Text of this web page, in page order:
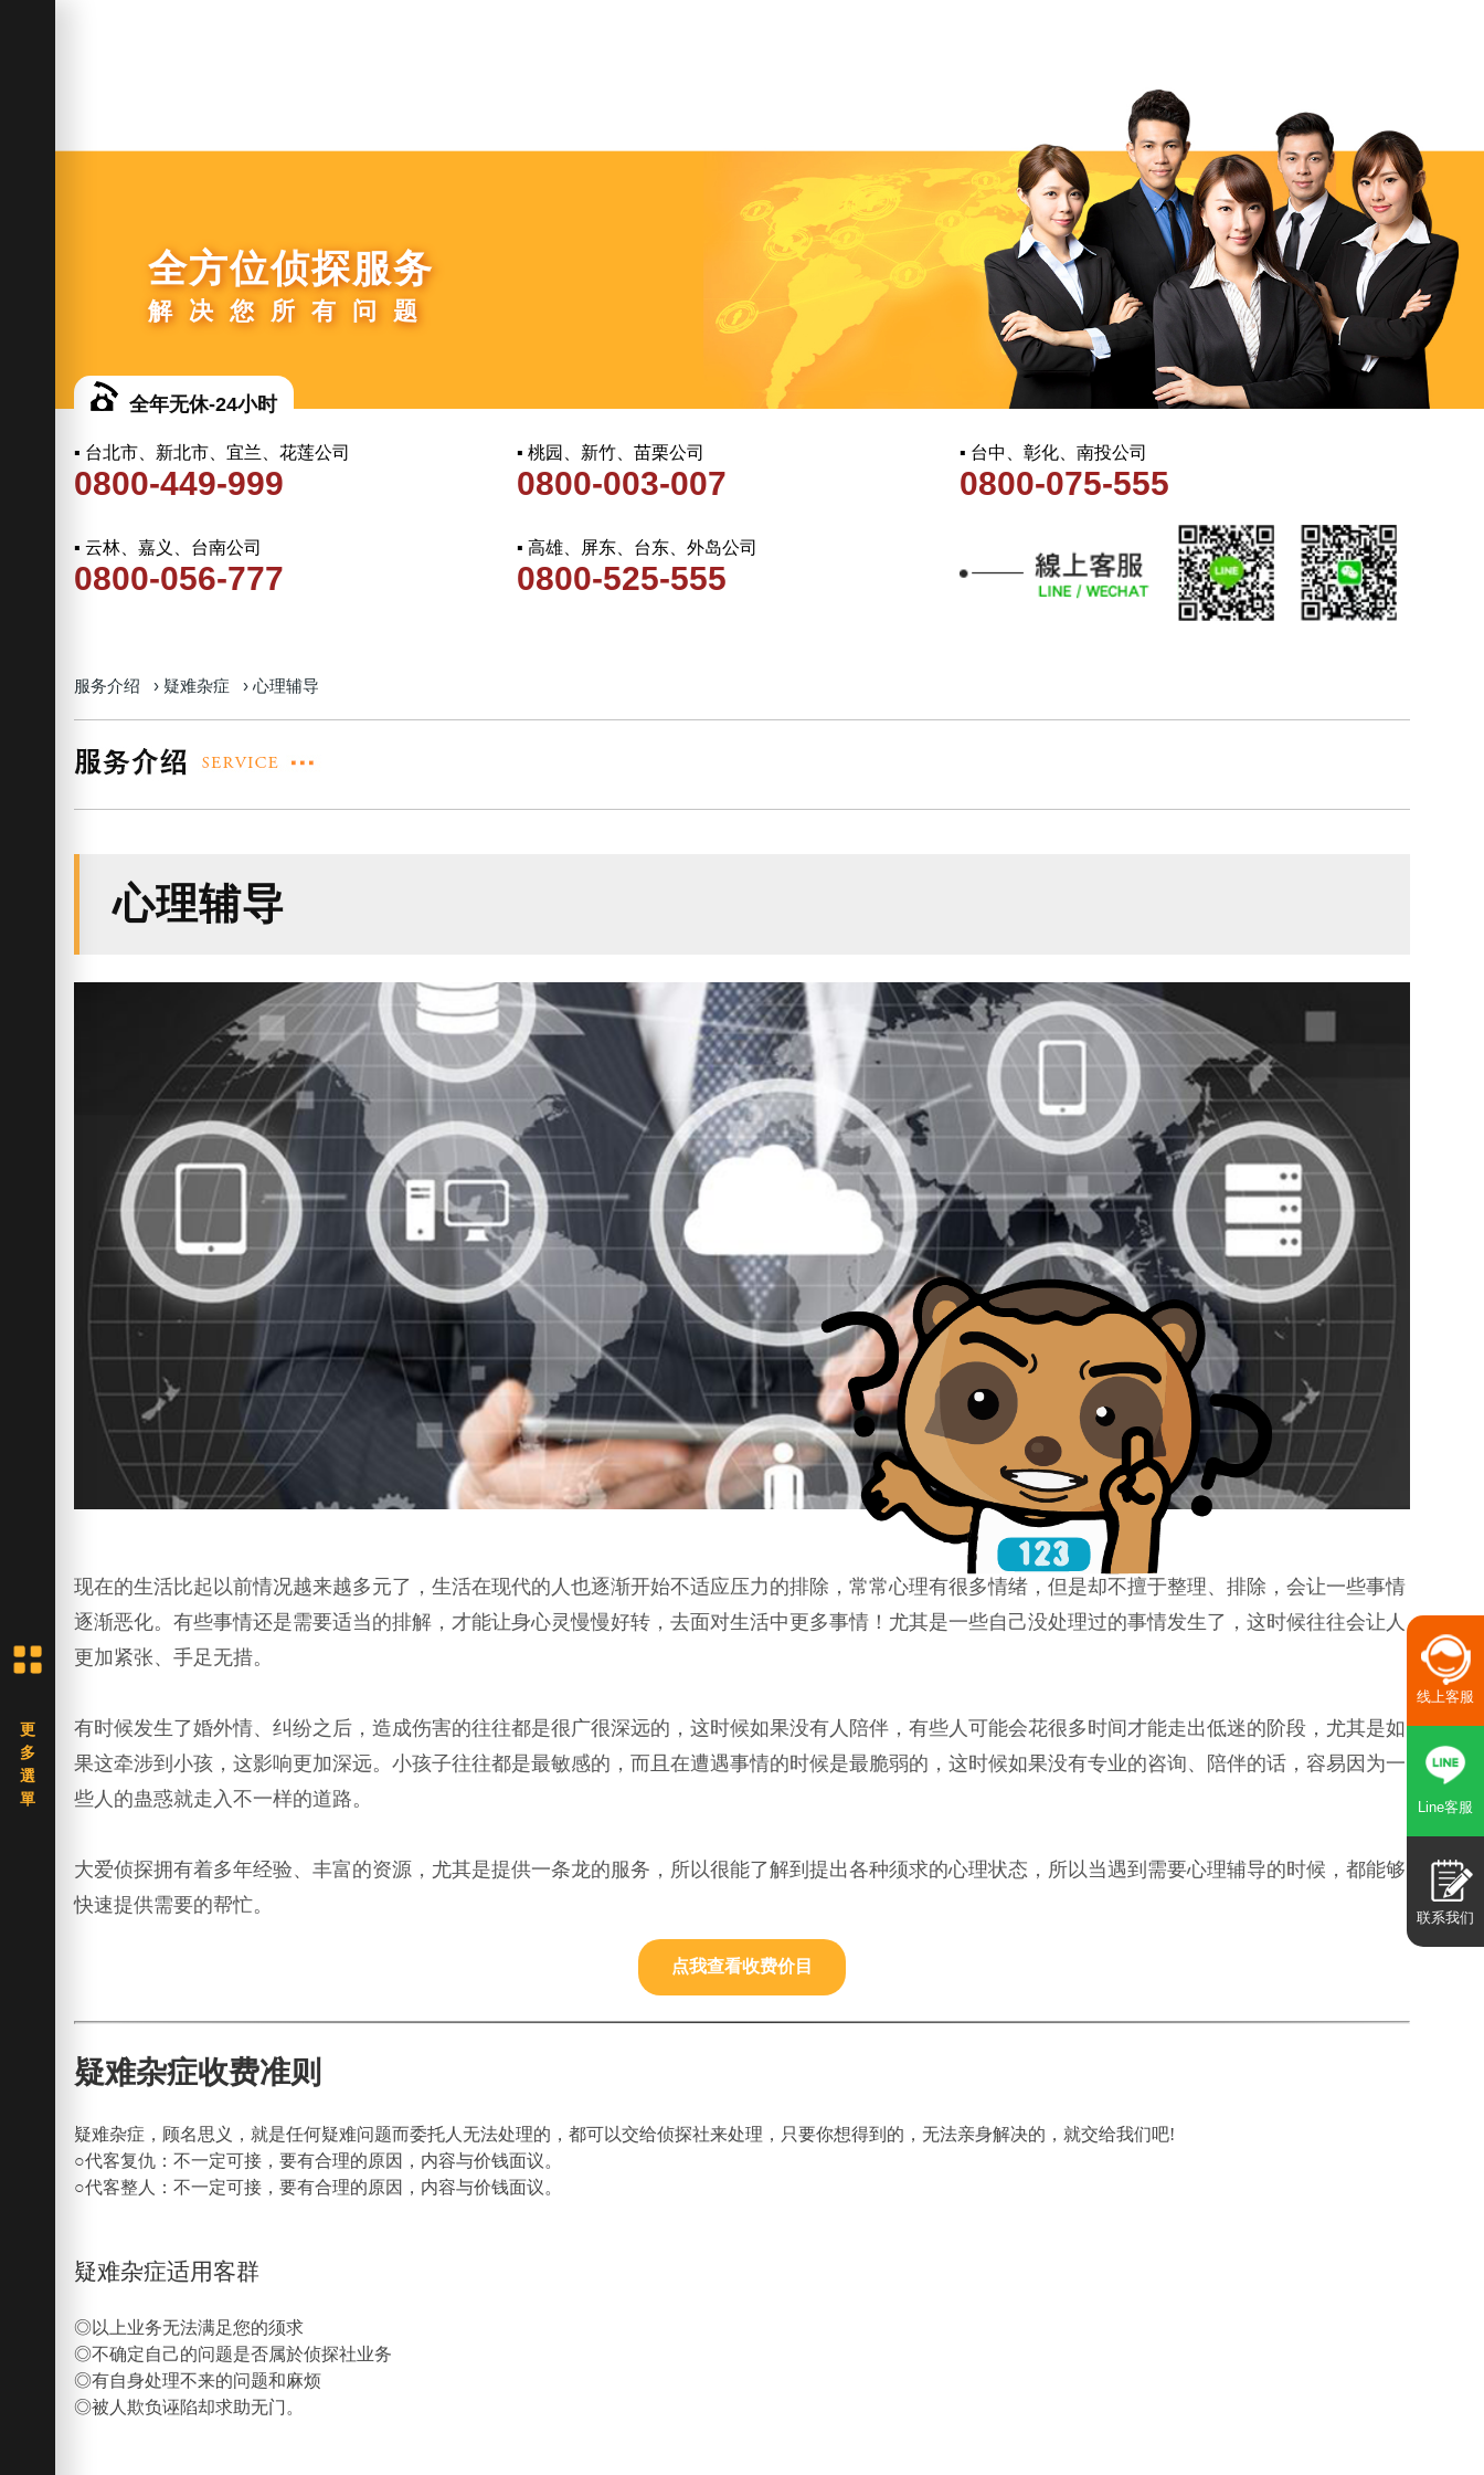
全方位侦探服务
解决您所有问题
全年无休-24小时
▪ 台北市、新北市、宜兰、花莲公司
0800-449-999
▪ 桃园、新竹、苗栗公司
0800-003-007
▪ 台中、彰化、南投公司
0800-075-555
▪ 云林、嘉义、台南公司
0800-056-777
▪ 高雄、屏东、台东、外岛公司
0800-525-555
服务介绍 › 疑难杂症 › 心理辅导
心理辅导
现在的生活比起以前情况越来越多元了，生活在现代的人也逐渐开始不适应压力的排除，常常心理有很多情绪，但是却不擅于整理、排除，会让一些事情
逐渐恶化。有些事情还是需要适当的排解，才能让身心灵慢慢好转，去面对生活中更多事情！尤其是一些自己没处理过的事情发生了，这时候往往会让人
更加紧张、手足无措。
有时候发生了婚外情、纠纷之后，造成伤害的往往都是很广很深远的，这时候如果没有人陪伴，有些人可能会花很多时间才能走出低迷的阶段，尤其是如
果这牵涉到小孩，这影响更加深远。小孩子往往都是最敏感的，而且在遭遇事情的时候是最脆弱的，这时候如果没有专业的咨询、陪伴的话，容易因为一
些人的蛊惑就走入不一样的道路。
大爱侦探拥有着多年经验、丰富的资源，尤其是提供一条龙的服务，所以很能了解到提出各种须求的心理状态，所以当遇到需要心理辅导的时候，都能够
快速提供需要的帮忙。
点我查看收费价目
疑难杂症收费准则
疑难杂症，顾名思义，就是任何疑难问题而委托人无法处理的，都可以交给侦探社来处理，只要你想得到的，无法亲身解决的，就交给我们吧!
○代客复仇：不一定可接，要有合理的原因，内容与价钱面议。
○代客整人：不一定可接，要有合理的原因，内容与价钱面议。
疑难杂症适用客群
◎以上业务无法满足您的须求
◎不确定自己的问题是否属於侦探社业务
◎有自身处理不来的问题和麻烦
◎被人欺负诬陷却求助无门。
线上客服
Line客服
联系我们